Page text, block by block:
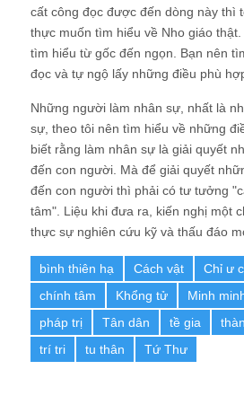
cất công đọc được đến dòng này thì
thực muốn tìm hiểu về Nho giáo
tìm hiểu từ gốc đến ngọn. Bạn nên
đọc và tự ngộ lấy những điều phù
Những người làm nhân sự, nhất là
sự, theo tôi nên tìm hiểu về những
biết rằng làm nhân sự là giải quyết
đến con người. Mà để giải quyết
đến con người thì phải có tư tưởng
tâm". Liệu khi đưa ra, kiến nghị một
thực sự nghiên cứu kỹ và thấu đáo
bình thiên hạ Cách vật
Chỉ ư
chính tâm
Khổng tử Minh
pháp trị
Tân dân tề gia
trí tri
tu thân Tứ Thư